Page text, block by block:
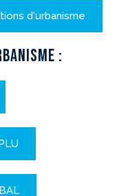
d'urbanisme
: